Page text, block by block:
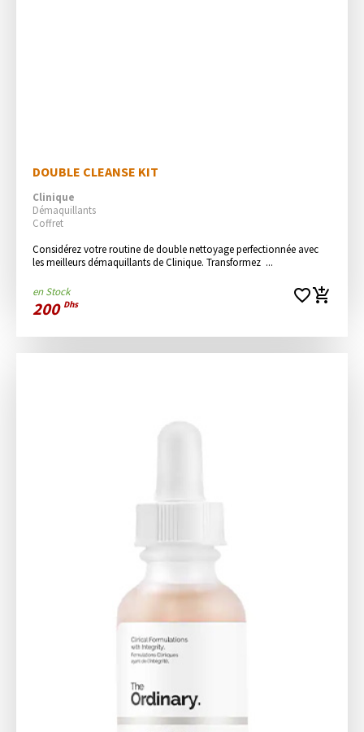
DOUBLE CLEANSE KIT
Clinique
Démaquillants
Coffret
Considérez votre routine de double nettoyage perfectionnée avec
les meilleurs démaquillants de Clinique. Transformez  ...
en Stock
200 Dhs favorite_borderadd_shopping_cart